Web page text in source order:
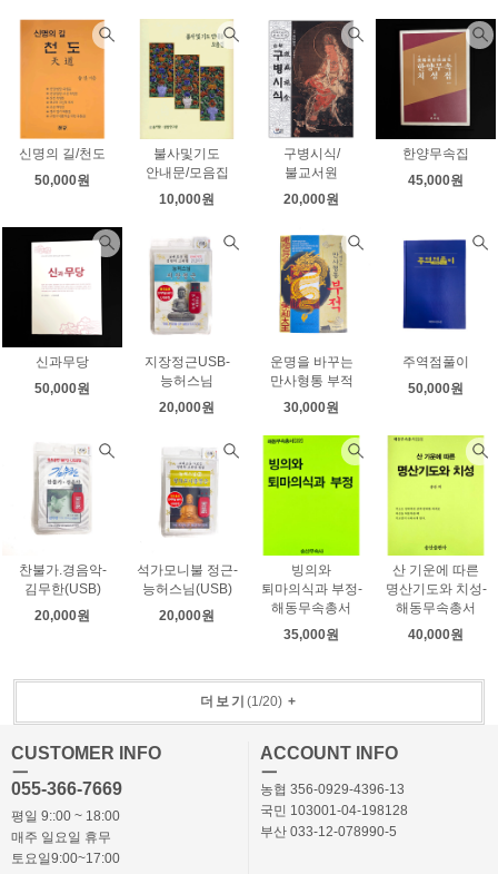
신명의 길/천도
50,000원
불사및기도
안내문/모음집
10,000원
구병시식/
불교서원
20,000원
한양무속집
45,000원
신과무당
50,000원
지장정근USB-
능허스님
20,000원
운명을 바꾸는
만사형통 부적
30,000원
주역점풀이
50,000원
찬불가.경음악-
김무한(USB)
20,000원
석가모니불 정근-
능허스님(USB)
20,000원
빙의와
퇴마의식과 부정-
해동무속총서
35,000원
산 기운에 따른
명산기도와 치성-
해동무속총서
40,000원
더보기 (1 /20) +
CUSTOMER INFO
ㅡ
055-366-7669
평일 9::00 ~ 18:00
매주 일요일 휴무
토요일9:00~17:00
ACCOUNT INFO
ㅡ
농협 356-0929-4396-13
국민 103001-04-198128
부산 033-12-078990-5